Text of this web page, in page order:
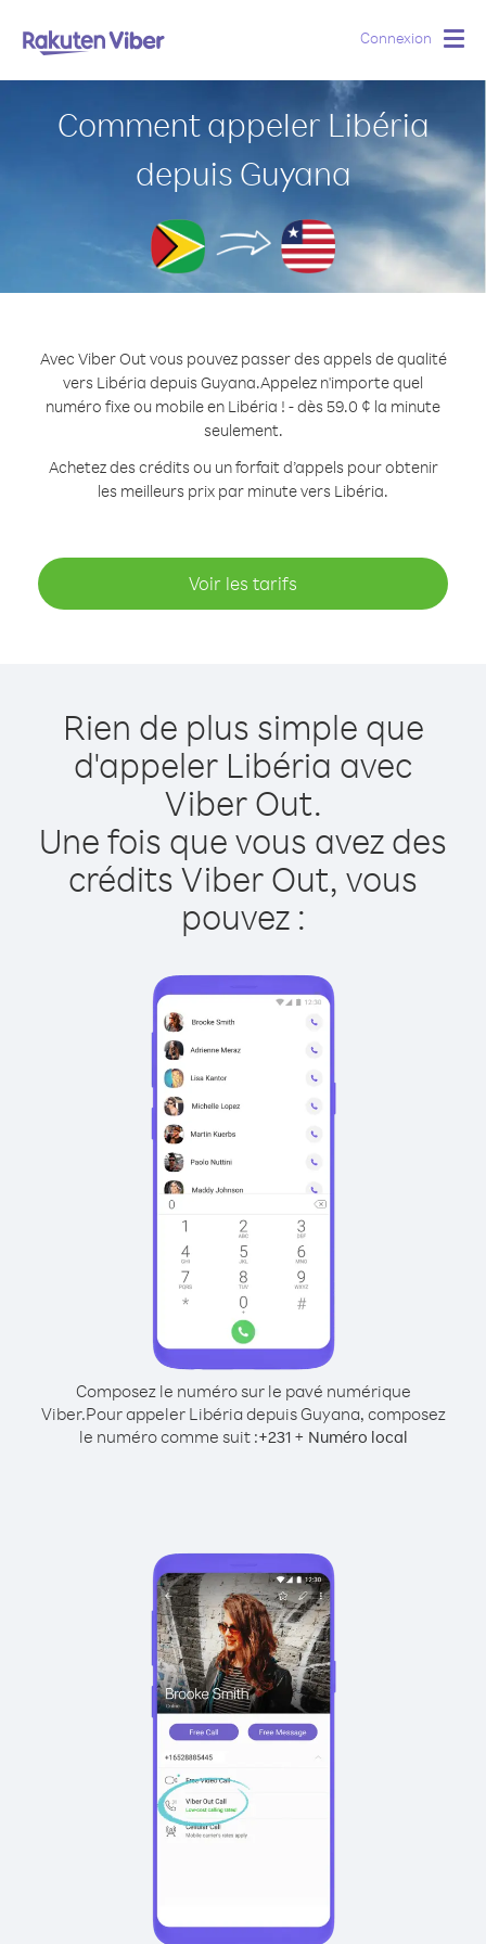
Connexion
Comment appeler Libéria
depuis Guyana
Avec Viber Out vous pouvez passer des appels de qualité
vers Libéria depuis Guyana.Appelez n'importe quel
numéro fixe ou mobile en Libéria ! - dès 59.0 ¢ la minute
seulement.
Achetez des crédits ou un forfait d’appels pour obtenir
les meilleurs prix par minute vers Libéria.
Voir les tarifs
Rien de plus simple que
d'appeler Libéria avec
Viber Out.
Une fois que vous avez des
crédits Viber Out, vous
pouvez :
Composez le numéro sur le pavé numérique
Viber.Pour appeler Libéria depuis Guyana, composez
le numéro comme suit :+231+ Numéro local